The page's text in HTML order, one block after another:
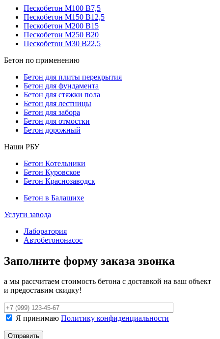
Пескобетон М100 В7,5
Пескобетон М150 В12,5
Пескобетон М200 В15
Пескобетон М250 В20
Пескобетон М30 В22,5
Бетон по применению
Бетон для плиты перекрытия
Бетон для фундамента
Бетон для стяжки пола
Бетон для лестницы
Бетон для забора
Бетон для отмостки
Бетон дорожный
Наши РБУ
Бетон Котельники
Бетон Куровское
Бетон Краснозаводск
Бетон в Балашихе
Услуги завода
Лаборатория
Автобетононасос
Заполните форму заказа звонка
а мы рассчитаем стоимость бетона с доставкой на ваш объект
и предоставим скидку!
Я принимаю Политику конфиденциальности